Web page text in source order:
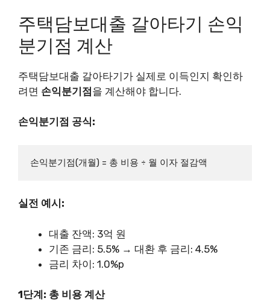
주택담보대출 갈아타기 손익
분기점 계산
주택담보대출 갈아타기가 실제로 이득인지 확인하
려면 손익분기점을 계산해야 합니다.
손익분기점 공식:
실전 예시:
대출 잔액: 3억 원
기존 금리: 5.5% → 대환 후 금리: 4.5%
금리 차이: 1.0%p
1단계: 총 비용 계산